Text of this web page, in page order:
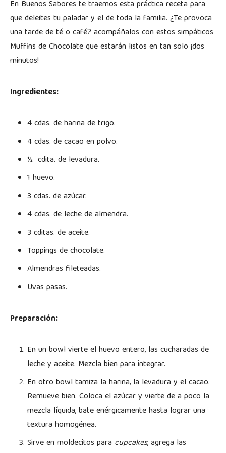
En Buenos Sabores te traemos esta práctica receta para
que deleites tu paladar y el de toda la familia. ¿Te provoca
una tarde de té o café? acompáñalos con estos simpáticos
Muffins de Chocolate que estarán listos en tan solo ¡dos
minutos!
Ingredientes:
4 cdas. de harina de trigo.
4 cdas. de cacao en polvo.
½ cdita. de levadura.
1 huevo.
3 cdas. de azúcar.
4 cdas. de leche de almendra.
3 cditas. de aceite.
Toppings de chocolate.
Almendras fileteadas.
Uvas pasas.
Preparación:
En un bowl vierte el huevo entero, las cucharadas de
leche y aceite. Mezcla bien para integrar.
En otro bowl tamiza la harina, la levadura y el cacao.
Remueve bien. Coloca el azúcar y vierte de a poco la
mezcla líquida, bate enérgicamente hasta lograr una
textura homogénea.
Sirve en moldecitos para cupcakes, agrega las